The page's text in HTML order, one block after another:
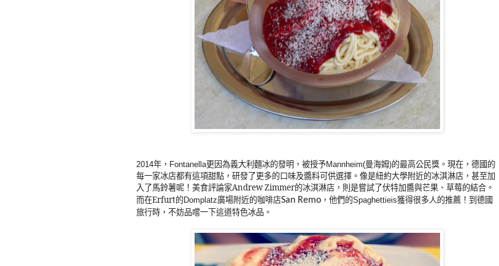
2014年， Fontanella更因為義大利麵冰的發明，被授予Mannheim(曼海姆)的最高公民獎。現在，德國的
每一家冰店都有這項甜點，研發了更多的口味及醬料可供選擇。像是紐約大學附近的冰淇淋店，甚至加
入了馬鈴薯呢！美食評論家Andrew Zimmer的冰淇淋店，則是嘗試了伏特加醬與芒果、草莓的結合。
而在Erfurt的Domplatz廣場附近的咖啡店San Remo ，他們的Spaghettieis獲得很多人的推薦 ！到德國
旅行時，不妨品嚐一下這道特色冰品。